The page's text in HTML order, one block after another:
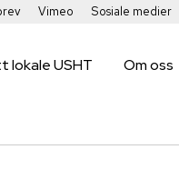
Vimeo Sosiale medier
lokale USHT Om oss